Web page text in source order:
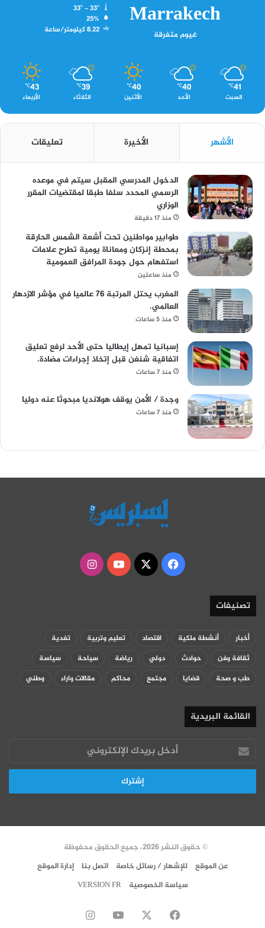
Marrakech
غيوم متفرقة
25%
8.22 كيلومتر/ساعة
41
℃
السبت
40
℃
الأحد
40
℃
الأثنين
39
℃
الثلاثاء
43
℃
الأربعاء
الأشهر الأخيرة تعليقات
الدخول المدرسي المقبل سیتم في موعده
الرسمي المحدد سلفا طبقا لمقتضیات المقرر
الوزاري
منذ 17 دقيقة
طوابير مواطنين تحت أشعة الشمس الحارقة
بمحطة إنزكان ومعاناة يومية تطرح علامات
استفهام حول جودة المرافق العمومية
منذ ساعتين
المغرب يحتل المرتبة 76 عالميا في مؤشر الازدهار
العالمي.
منذ 5 ساعات
إسبانيا تمهل إيطاليا حتى الأحد لرفع تعليق
اتفاقية شنغن قبل إتخاذ إجراءات مضادة.
منذ 7 ساعات
وجدة / الأمن يوقف هولانديا مبحوثا عنه دوليا
منذ 7 ساعات
فيسبوك
‫X
‫YouTubeانستقرام
تصنيفات
أخبار أنشطة ملكية اقتصاد تعليم وتربية
تغدية
ثقافة وفن
حوادث دولي رياضة سياحة
سياسة
طب و صحة
قضايا مجتمع محاكم مقالات واراء وطني
القائمة البريدية
أدخل
بريدك
الإلكتروني
© حقوق النشر 2026، جميع الحقوق محفوظة
عن الموقع
للإشهار / رسائل خاصة اتصل بنا
إدارة الموقع
سياسة الخصوصية
VERSION FR
فيسبوك ‫YouTube